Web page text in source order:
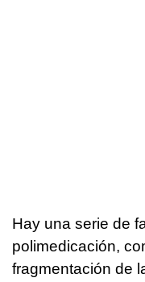
Hay una serie de
polimedicación,
fragmentación de